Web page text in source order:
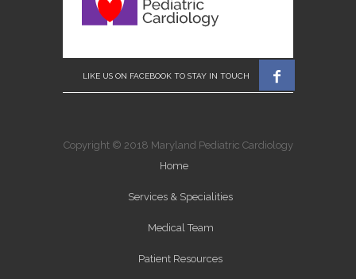

Copyright © 2018 Maryland Pediatric Cardiology
Home
Services & Specialities
Medical Team
Patient Resources